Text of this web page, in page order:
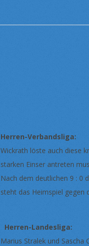
Herren-
Wickrath löste auch diese
starken Einser antreten
Nach dem deutlichen 9 : 0
steht das Heimspiel gegen
Herren-
Marius Stralek und Sascha